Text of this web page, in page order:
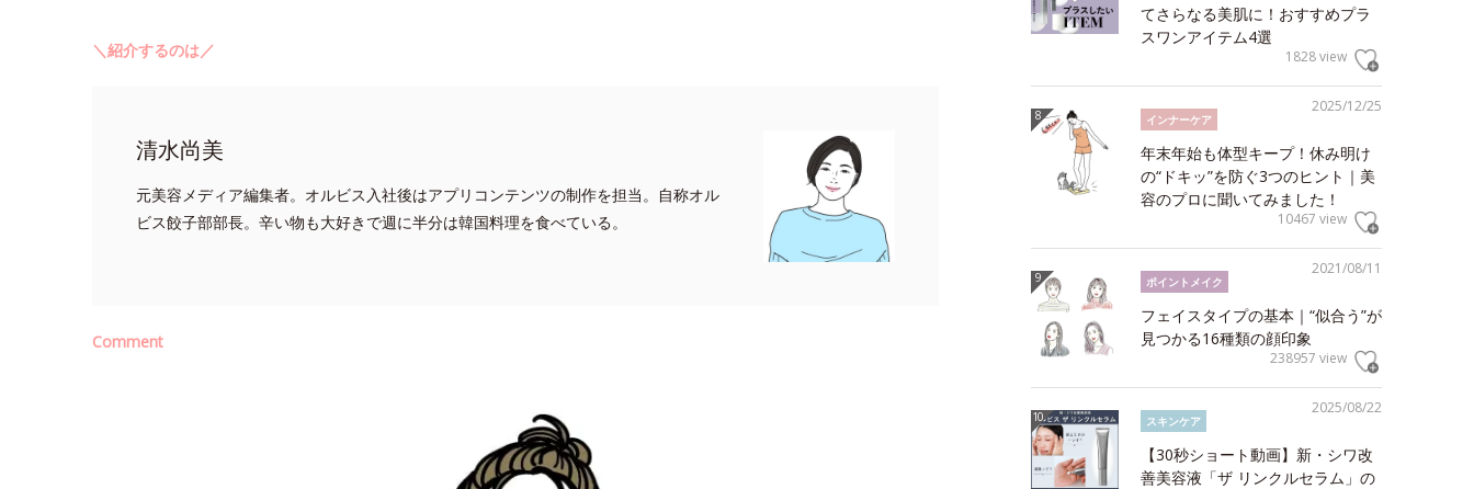
＼紹介するのは／
清水尚美
元美容メディア編集者。オルビス入社後はアプリコンテンツの制作を担当。自称オル
ビス餃子部部長。辛い物も大好きで週に半分は韓国料理を食べている。
Comment
てさらなる美肌に！おすすめプラ
スワンアイテム4選
1828 view
2025/12/25
インナーケア
年末年始も体型キープ！休み明け
の“ドキッ”を防ぐ3つのヒント｜美
容のプロに聞いてみました！
10467 view
2021/08/11
ポイントメイク
フェイスタイプの基本｜“似合う”が
見つかる16種類の顔印象
238957 view
2025/08/22
スキンケア
【30秒ショート動画】新・シワ改
善美容液「ザ リンクルセラム」の